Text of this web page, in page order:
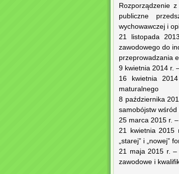
Rozporządzenie
publiczne
wychowawczej i
21 listopada
zawodowego do
przeprowadzania
9 kwietnia 2014 r.
16 kwietnia
maturalnego
8 października
samobójstw wśród
25 marca 2015 r.
21 kwietnia 2015
„starej” i „nowej”
21 maja 2015 r. –
zawodowe i